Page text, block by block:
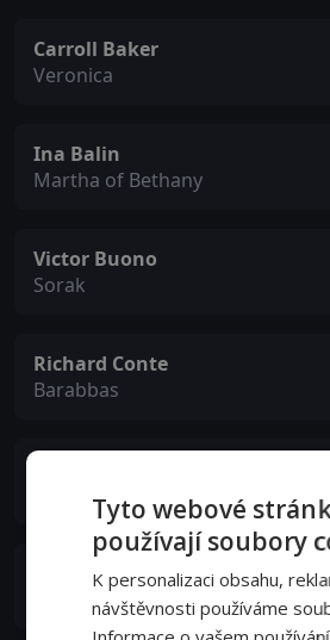
Carroll Baker
Veronica
Ina Balin
Martha of Bethany
Victor Buono
Sorak
Richard Conte
Barabbas
Mary Magdalene
José Ferrer
Herod Antipas
Tyto webové
používají soubory
K personalizaci obsahu,
návštěvnosti používáme